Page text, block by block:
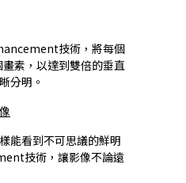
技術，將每個
素，以達到雙倍的垂直
分明。
能看到不可思議的鮮明
技術，讓影像不論遠